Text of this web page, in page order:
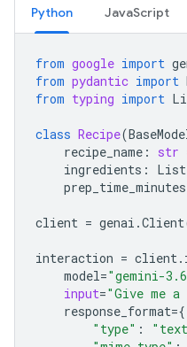
Python JavaScript
from google import
from pydantic import
from typing import
class Recipe(
recipe_name : str
ingredients : List
prep_time_minutes
client = genai .Client
interaction = client.
model="gemini-
input="Give me
response_format={
"type" :